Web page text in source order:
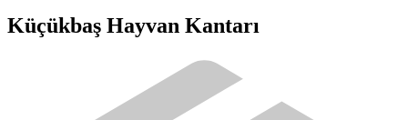
Küçükbaş Hayvan Kantarı